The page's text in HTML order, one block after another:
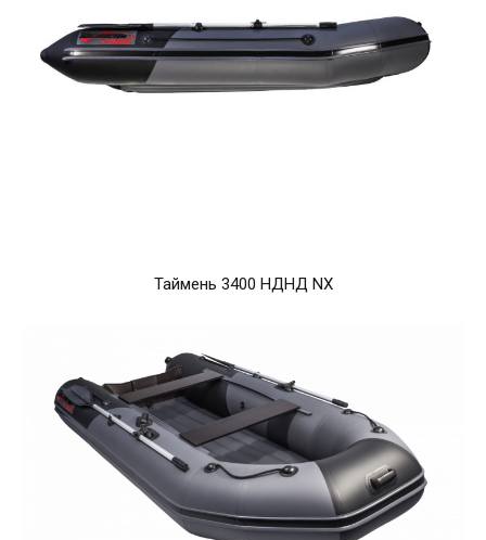
Таймень 3400 НДНД NX